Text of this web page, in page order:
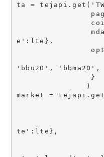
ta =
                mdate = {'gte':gte, 'lt
e':lte},
'bbu20',
market =
mdate = {'gte':gte,
te':lte},